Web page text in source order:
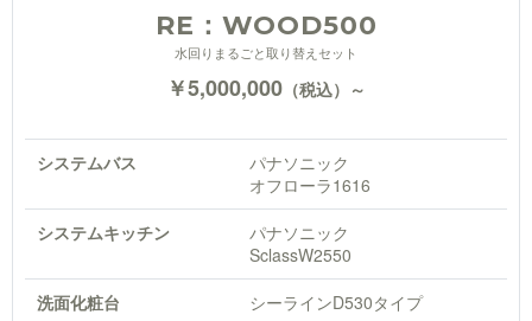
RE：WOOD500
水回りまるごと取り替えセット
￥5,000,000 （税込）～
システムバス
パナソニック
オフローラ1616
システムキッチン
パナソニック
SclassW2550
洗面化粧台
シーラインD530タイプ